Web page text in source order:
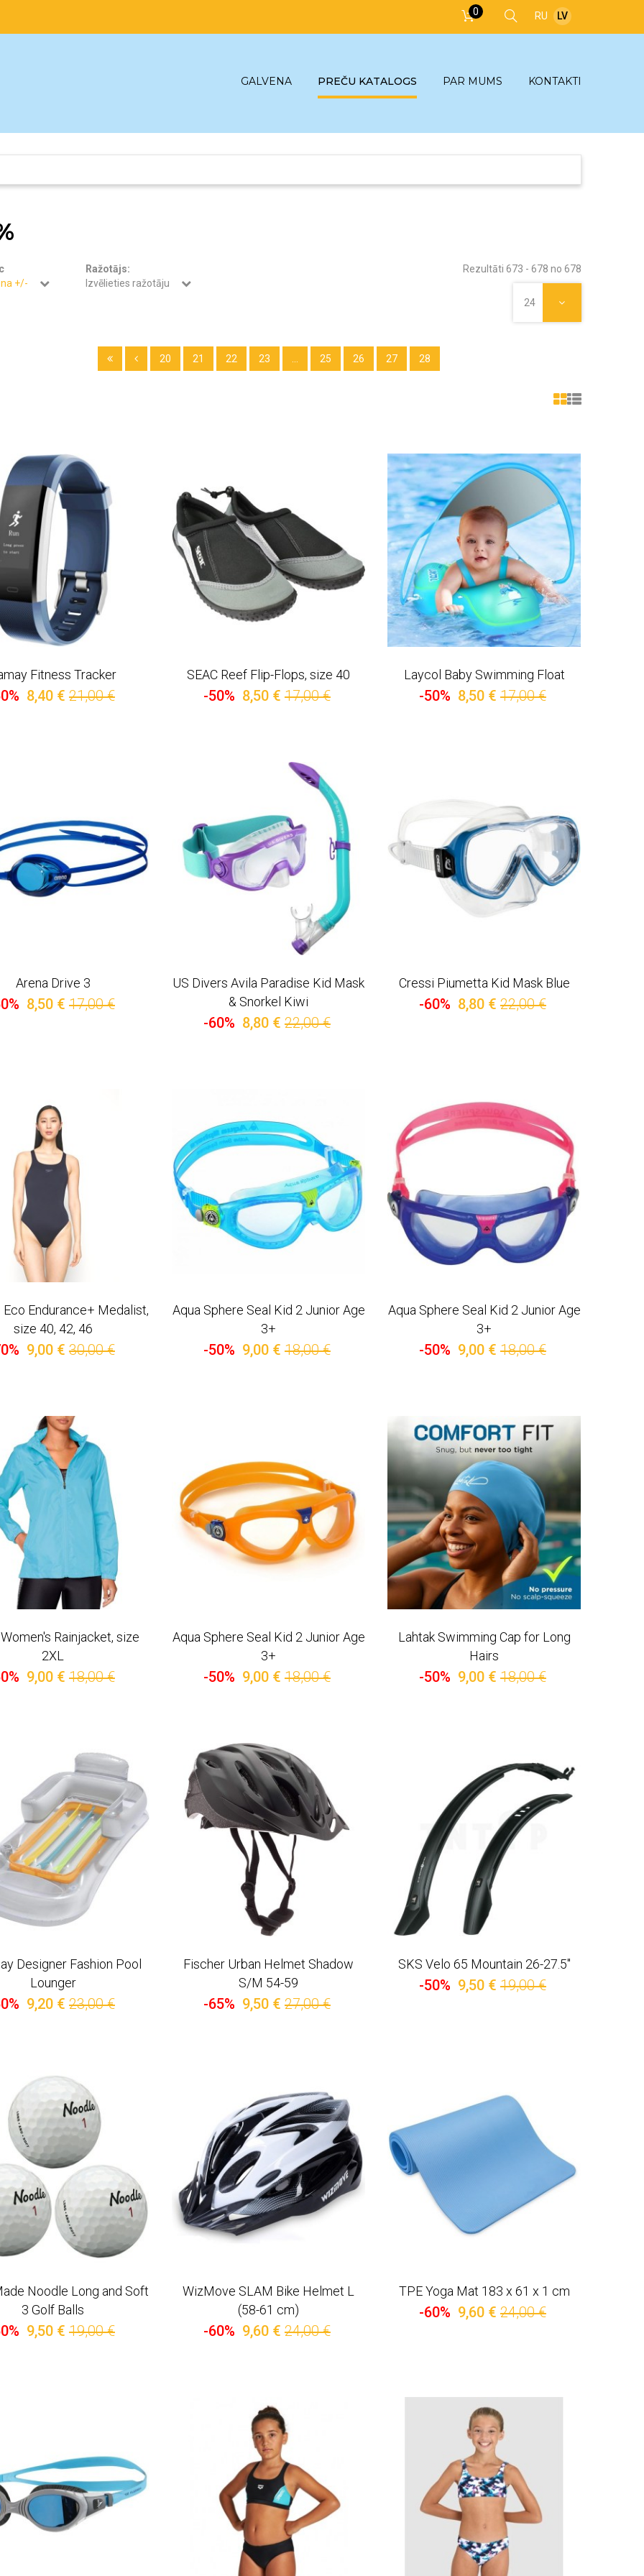
RU LV
0
GALVENA PREČU KATALOGS PAR MUMS KONTAKTI
+/-
Ražotājs:
Izvēlieties ražotāju
Rezultāti 673 - 678 no 678
24
20 21 22 23 25 26 27 28
Fitness Tracker
8,40 € 21,00 €
SEAC Reef Flip-Flops, size 40
-50% 8,50 € 17,00 €
Laycol Baby Swimming Float
-50% 8,50 € 17,00 €
Arena Drive 3
8,50 € 17,00 €
US Divers Avila Paradise Kid Mask
& Snorkel Kiwi
-60% 8,80 € 22,00 €
Cressi Piumetta Kid Mask Blue
-60% 8,80 € 22,00 €
Endurance+ Medalist,
size 40, 42, 46
9,00 € 30,00 €
Aqua Sphere Seal Kid 2 Junior Age
3+
-50% 9,00 € 18,00 €
Aqua Sphere Seal Kid 2 Junior Age
3+
-50% 9,00 € 18,00 €
Rainjacket, size
2XL
9,00 € 18,00 €
Aqua Sphere Seal Kid 2 Junior Age
3+
-50% 9,00 € 18,00 €
Lahtak Swimming Cap for Long
Hairs
-50% 9,00 € 18,00 €
Designer Fashion Pool
Lounger
9,20 € 23,00 €
Fischer Urban Helmet Shadow
S/M 54-59
-65% 9,50 € 27,00 €
SKS Velo 65 Mountain 26-27.5''
-50% 9,50 € 19,00 €
Noodle Long and Soft
3 Golf Balls
9,50 € 19,00 €
WizMove SLAM Bike Helmet L
(58-61 cm)
-60% 9,60 € 24,00 €
TPE Yoga Mat 183 х 61 х 1 cm
-60% 9,60 € 24,00 €